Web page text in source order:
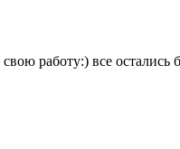
работу:) все остались